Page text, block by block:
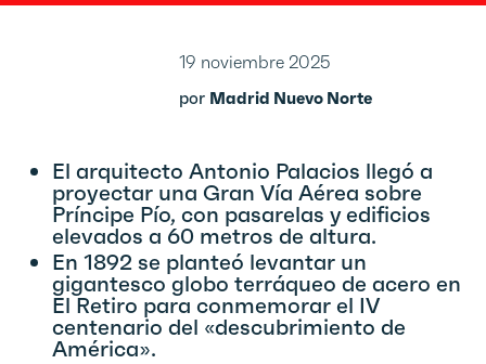
El arquitecto Antonio Palacios llegó a
proyectar una Gran Vía Aérea sobre
Príncipe Pío, con pasarelas y edificios
elevados a 60 metros de altura.
En 1892 se planteó levantar un
gigantesco globo terráqueo de acero en
El Retiro para conmemorar el IV
centenario del «descubrimiento de
América».
19 noviembre 2025
por Madrid Nuevo Norte